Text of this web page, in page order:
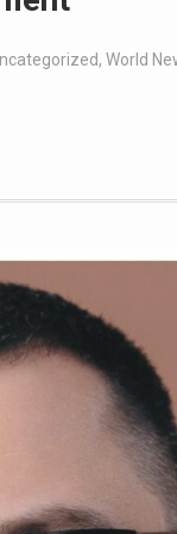
, World